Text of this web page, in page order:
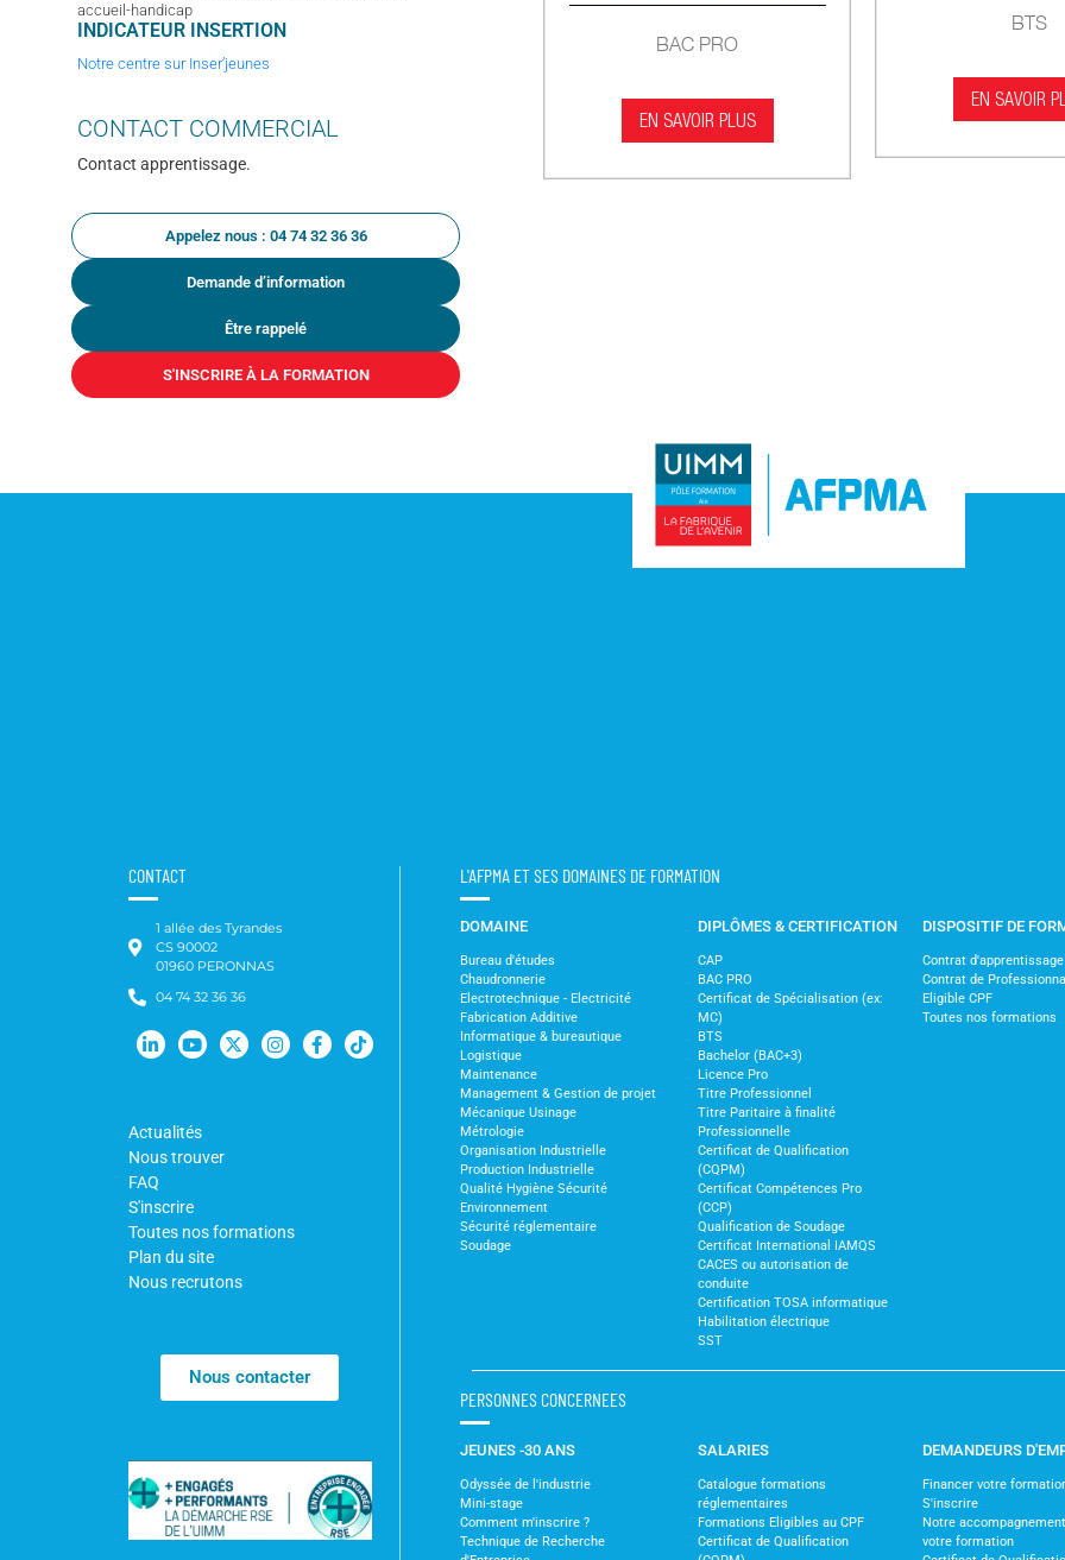
accueil-handicap
INDICATEUR INSERTION
Notre centre sur Inser’jeunes
CONTACT COMMERCIAL
Contact apprentissage.
Appelez nous : 04 74 32 36 36
Demande d’information
Être rappelé
S'INSCRIRE À LA FORMATION
BAC PRO
EN SAVOIR PLUS
BTS
EN SAVOIR
CONTACT
1 allée des Tyrandes
CS 90002
01960 PERONNAS
04 74 32 36 36
Actualités
Nous trouver
FAQ
S'inscrire
Toutes nos formations
Plan du site
Nous recrutons
Nous contacter
L'AFPMA ET SES DOMAINES DE FORMATION
DOMAINE
Bureau d'études
Chaudronnerie
Electrotechnique - Electricité
Fabrication Additive
Informatique & bureautique
Logistique
Maintenance
Management & Gestion de projet
Mécanique Usinage
Métrologie
Organisation Industrielle
Production Industrielle
Qualité Hygiène Sécurité
Environnement
Sécurité réglementaire
Soudage
DIPLÔMES & CERTIFICATION
CAP
BAC PRO
Certificat de Spécialisation (ex:
MC)
BTS
Bachelor (BAC+3)
Licence Pro
Titre Professionnel
Titre Paritaire à finalité
Professionnelle
Certificat de Qualification
(CQPM)
Certificat Compétences Pro
(CCP)
Qualification de Soudage
Certificat International IAMQS
CACES ou autorisation de
conduite
Certification TOSA informatique
Habilitation électrique
SST
DISPOSITIF DE
Contrat d'apprentissage
Contrat de
Eligible CPF
Toutes nos formations
PERSONNES CONCERNEES
JEUNES -30 ANS
Odyssée de l'industrie
Mini-stage
Comment m'inscrire ?
Technique de Recherche
SALARIES
Catalogue formations
réglementaires
Formations Eligibles au CPF
Certificat de Qualification
DEMANDEURS
Financer votre
S'inscrire
Notre
votre formation